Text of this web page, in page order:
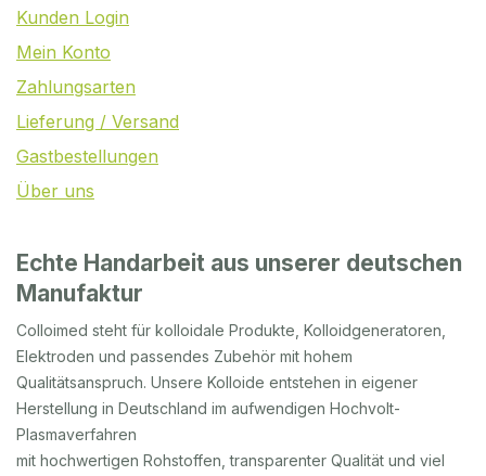
Kunden Login
Mein Konto
Zahlungsarten
Lieferung / Versand
Gastbestellungen
Über uns
Echte Handarbeit aus unserer deutschen
Manufaktur
Colloimed steht für kolloidale Produkte, Kolloidgeneratoren,
Elektroden und passendes Zubehör mit hohem
Qualitätsanspruch. Unsere Kolloide entstehen in eigener
Herstellung in Deutschland im aufwendigen Hochvolt-
Plasmaverfahren
mit hochwertigen Rohstoffen, transparenter Qualität und viel